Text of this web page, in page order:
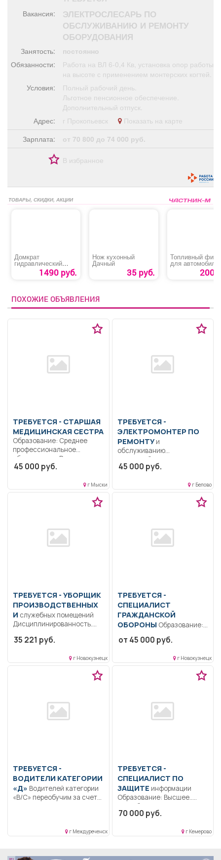
Товары Поздравления
Я - пенсионер
Вакансия:
ЭЛЕКТРОСЛЕСАРЬ ПО
ОБСЛУЖИВАНИЮ И РЕМОНТУ
ОБОРУДОВАНИЯ
Занятость:
постоянно
Обязанности:
Работа на ВЛ 6-0,4 Кв, установка опор работы
на высоте с применением монтерских когтей.
Условия:
Полный рабочий день.
Льготное пенсионное обеспечение.
Дополнительный отпуск.
Адрес:
г Прокопьевск
Показать на карте
Зарплата:
от 70 800 до 74 000 руб.
В избранное
ТОВАРЫ, СКИДКИ, АКЦИИ
Домкрат
гидравлический
бутылочный «Startul
Auto 8019-02»1490 руб.
Нож кухонный
Дачный
35 руб.
Топливный
для автомобиля
«Chevrolet200
ПОХОЖИЕ ОБЪЯВЛЕНИЯ
ТРЕБУЕТСЯ - СТАРШАЯ
МЕДИЦИНСКАЯ СЕСТРА
Образование: Среднее
профессиональное
образование.. Руководство
младшим медицинским
45 000 руб.
г Мыски
ТРЕБУЕТСЯ -
ЭЛЕКТРОМОНТЕР ПО
РЕМОНТУи
обслуживанию
электрооборудования
Образование: Среднее
Дисциплинированность..
Ремонт и обслуживание...
45 000 руб.
г Белово
ТРЕБУЕТСЯ - УБОРЩИК
ПРОИЗВОДСТВЕННЫХ
И служебных помещений
Дисциплинированность.
Поддерживает надлежащее
35 221 руб.
г Новокузнецк
ТРЕБУЕТСЯ -
СПЕЦИАЛИСТ
ГРАЖДАНСКОЙ
ОБОРОНЫОбразование:
профессиональное
и ведение работы в...
от 45 000 руб.
г Новокузнецк
ТРЕБУЕТСЯ -
ВОДИТЕЛИ КАТЕГОРИИ
«Д»
«В/С» переобучим за счет
г Междуреченск
ТРЕБУЕТСЯ -
СПЕЦИАЛИСТ ПО
ЗАЩИТЕ информации
Образование: Высшее..
Разработка документации
по информационной
70 000 руб.
г Кемерово